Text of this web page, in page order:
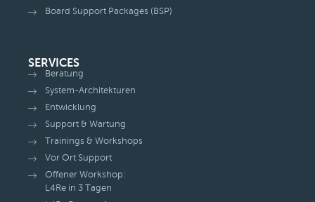
Board Support Packages (BSP)
SERVICES
Beratung
System-Architekturen
Entwicklung
Support & Wartung
Trainings & Workshops
Vor Ort Support
Offener Workshop:
L4Re in 3 Tagen